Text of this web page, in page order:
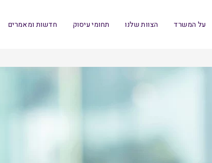
על המשרד הצוות שלנו תחומי עיסוק חדשות ומאמרים